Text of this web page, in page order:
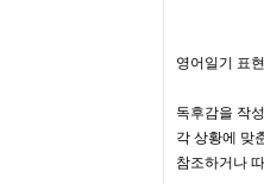
영어일기 표
독후감을 작
각 상황에 맞
참조하거나